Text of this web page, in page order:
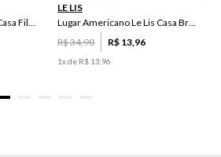
Lugar Americano Le Lis Casa Filipa
LE LIS
Lugar Americano Le Lis Casa Brenda
R$34,90 R$ 13 96
1x de R$ 13 96